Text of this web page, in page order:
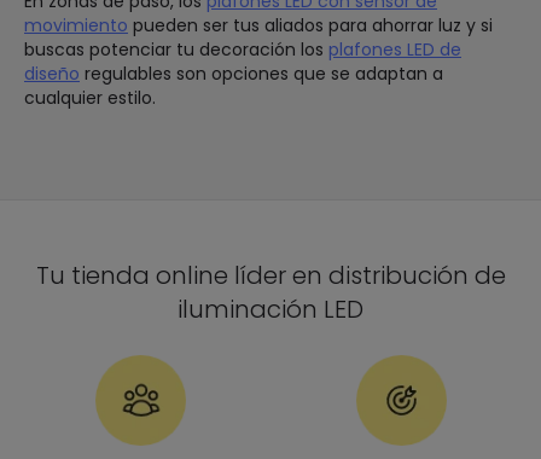
movimiento pueden ser tus aliados para ahorrar luz y si
buscas potenciar tu decoración los plafones LED de
diseño regulables son opciones que se adaptan a
cualquier estilo.
Tu tienda online líder en distribución de
iluminación LED